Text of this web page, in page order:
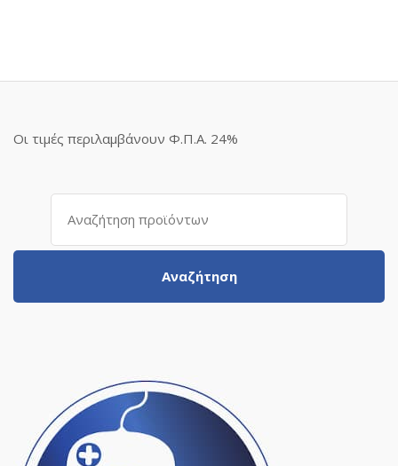
Οι τιμές περιλαμβάνουν Φ.Π.Α. 24%
Αναζήτηση
Αναζήτηση